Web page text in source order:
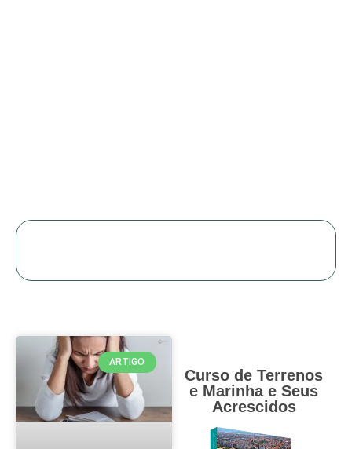
ARTIGO
Curso de Terrenos
e Marinha e Seus
Acrescidos